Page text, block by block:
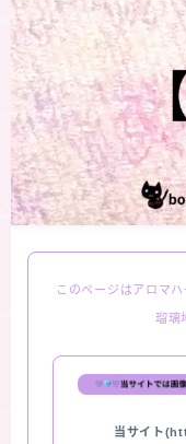
このページはアロマ
瑠璃
当サイト